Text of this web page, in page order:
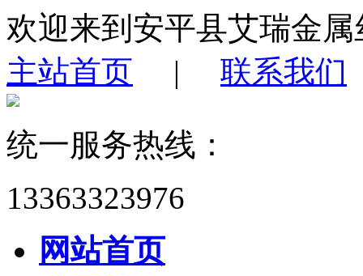
欢迎来到安平县艾瑞金
主站首页 | 联系我们
统一服务热线：
13363323976
网站首页